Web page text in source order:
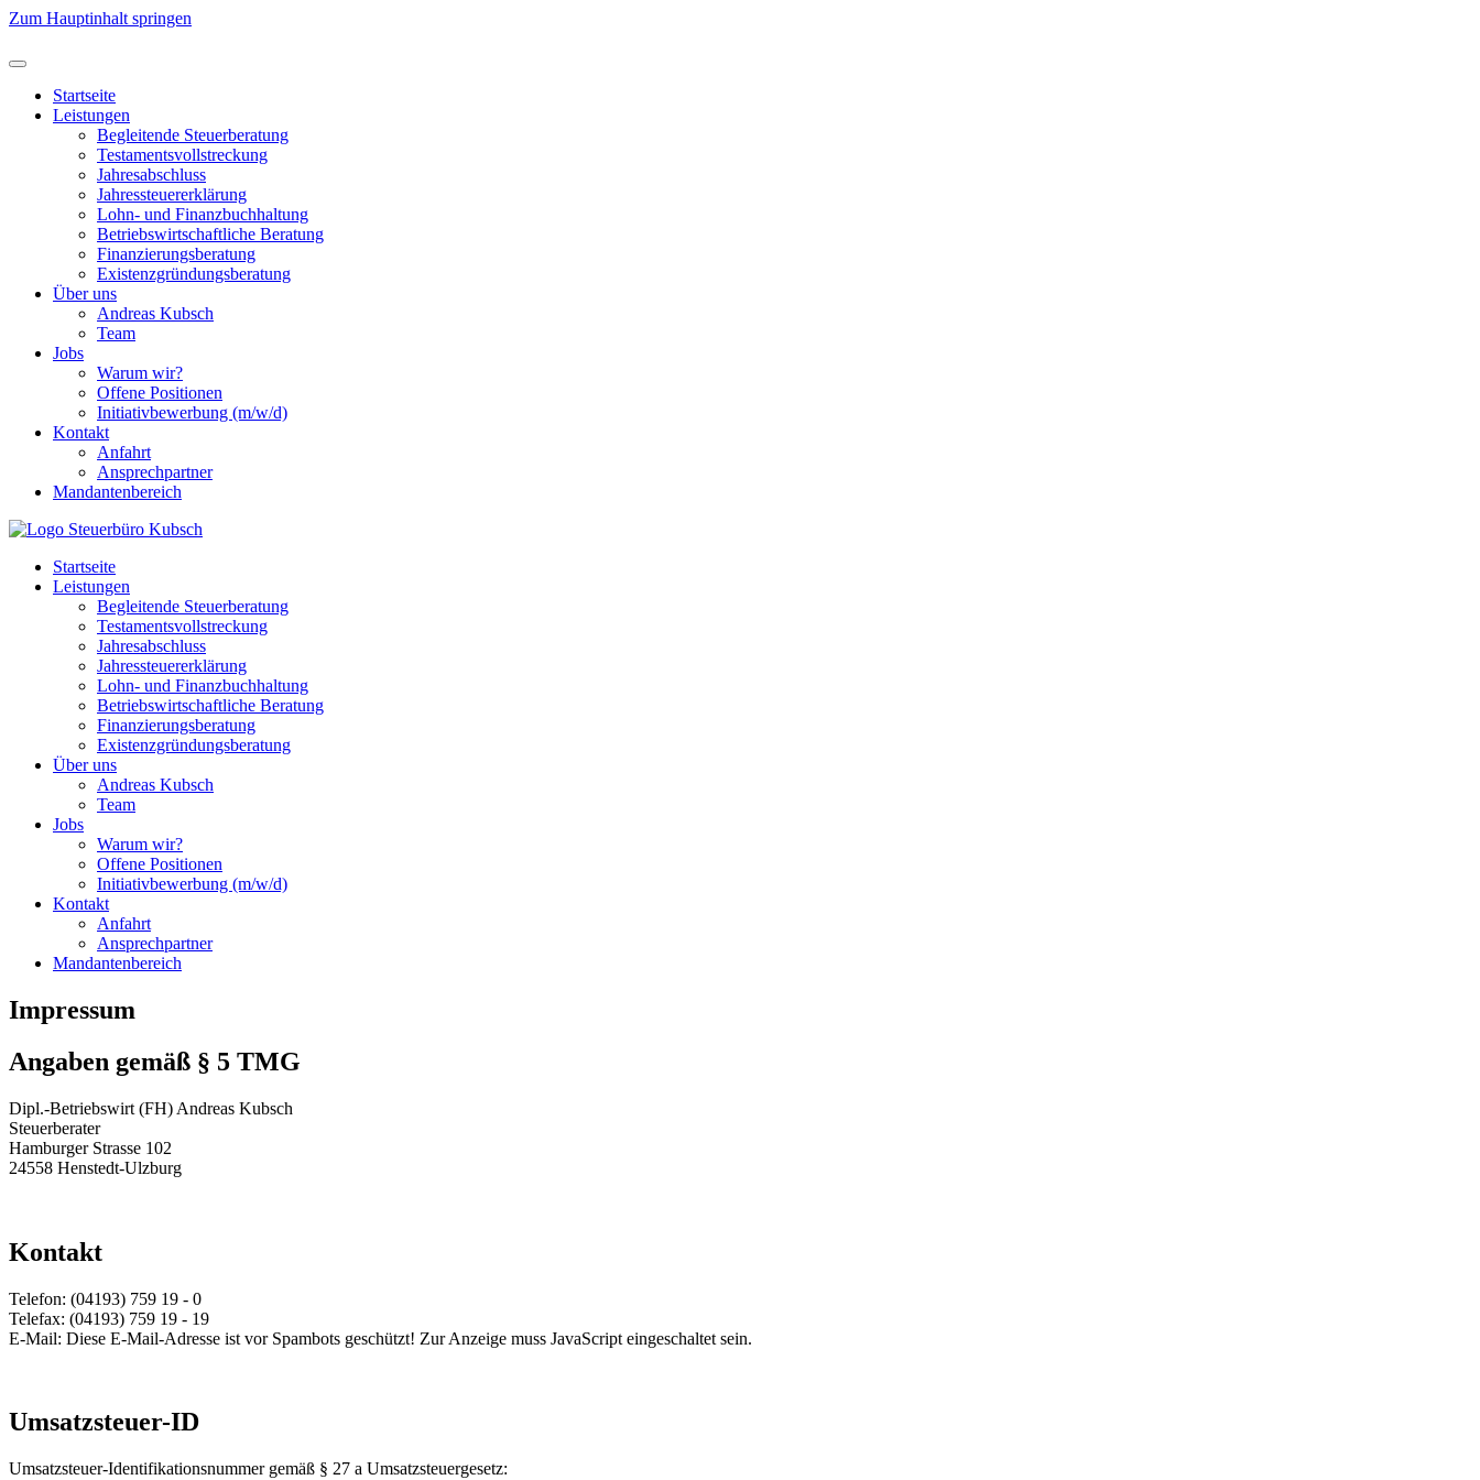
Zum Hauptinhalt springen
Startseite
Leistungen
Begleitende Steuerberatung
Testamentsvollstreckung
Jahresabschluss
Jahressteuererklärung
Lohn- und Finanzbuchhaltung
Betriebswirtschaftliche Beratung
Finanzierungsberatung
Existenzgründungsberatung
Über uns
Andreas Kubsch
Team
Jobs
Warum wir?
Offene Positionen
Initiativbewerbung (m/w/d)
Kontakt
Anfahrt
Ansprechpartner
Mandantenbereich
Startseite
Leistungen
Begleitende Steuerberatung
Testamentsvollstreckung
Jahresabschluss
Jahressteuererklärung
Lohn- und Finanzbuchhaltung
Betriebswirtschaftliche Beratung
Finanzierungsberatung
Existenzgründungsberatung
Über uns
Andreas Kubsch
Team
Jobs
Warum wir?
Offene Positionen
Initiativbewerbung (m/w/d)
Kontakt
Anfahrt
Ansprechpartner
Mandantenbereich
Impressum
Angaben gemäß § 5 TMG
Dipl.-Betriebswirt (FH) Andreas Kubsch
Steuerberater
Hamburger Strasse 102
24558 Henstedt-Ulzburg
Kontakt
Telefon: (04193) 759 19 - 0
Telefax: (04193) 759 19 - 19
E-Mail: Diese E-Mail-Adresse ist vor Spambots geschützt! Zur Anzeige muss JavaScript eingeschaltet sein.
Umsatzsteuer-ID
Umsatzsteuer-Identifikationsnummer gemäß § 27 a Umsatzsteuergesetz: